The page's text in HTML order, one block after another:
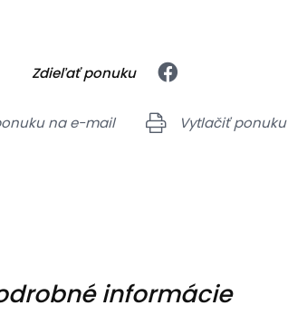
Zdieľať ponuku
na e-mail Vytlačiť ponuku
informácie